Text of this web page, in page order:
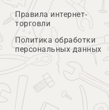
Правила интернет-
торговли
Политика обработки
персональных данных